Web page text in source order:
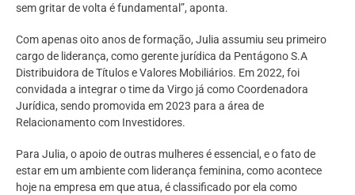
sem gritar de volta é fundamental”, aponta.
Com apenas oito anos de formação, Julia assumiu seu primeiro
cargo de liderança, como gerente jurídica da Pentágono S.A
Distribuidora de Títulos e Valores Mobiliários. Em 2022, foi
convidada a integrar o time da Virgo já como Coordenadora
Jurídica, sendo promovida em 2023 para a área de
Relacionamento com Investidores.
Para Julia, o apoio de outras mulheres é essencial, e o fato de
estar em um ambiente com liderança feminina, como acontece
hoje na empresa em que atua, é classificado por ela como